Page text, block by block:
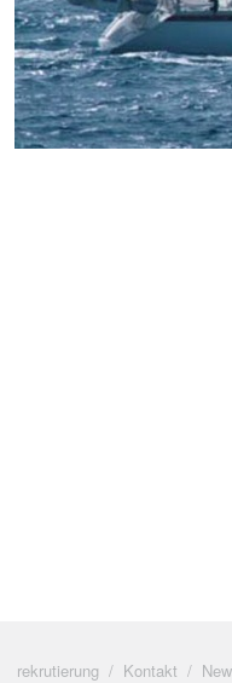
rekrutierung Kontakt